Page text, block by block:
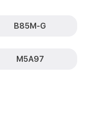
B85M-G
M5A97